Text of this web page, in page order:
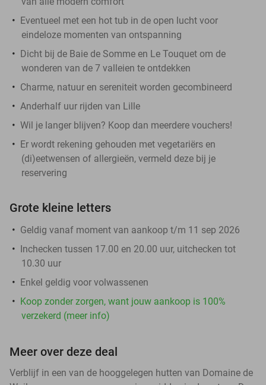
Eventueel met een hot tub in de open lucht voor
eindeloze momenten van ontspanning
Dicht bij de Baie de Somme en Le Touquet om de
wonderen van de 7 valleien te ontdekken
Charme, natuur en sereniteit worden gecombineerd
Anderhalf uur rijden van Lille
Wil je langer blijven? Koop dan meerdere vouchers!
Er wordt rekening gehouden met vegetariërs en
(di)eetwensen of allergieën, vermeld deze bij je
reservering
Grote kleine letters
Geldig vanaf moment van aankoop t/m 11 sep 2026
Inchecken tussen 17.00 en 20.00 uur, uitchecken tot
10.30 uur
Enkel geldig voor volwassenen
Koop zonder zorgen, want jouw aankoop is 100%
verzekerd (meer info)
Meer over deze deal
Verblijf in een van de hooggelegen hutten van Domaine de